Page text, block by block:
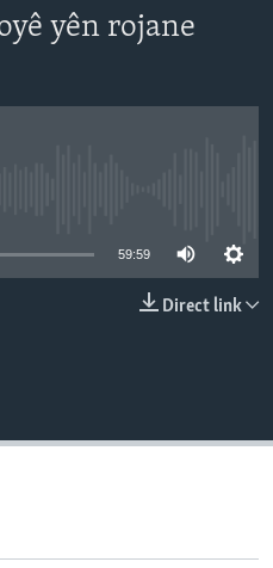
yên rojane
59:59
Direct link